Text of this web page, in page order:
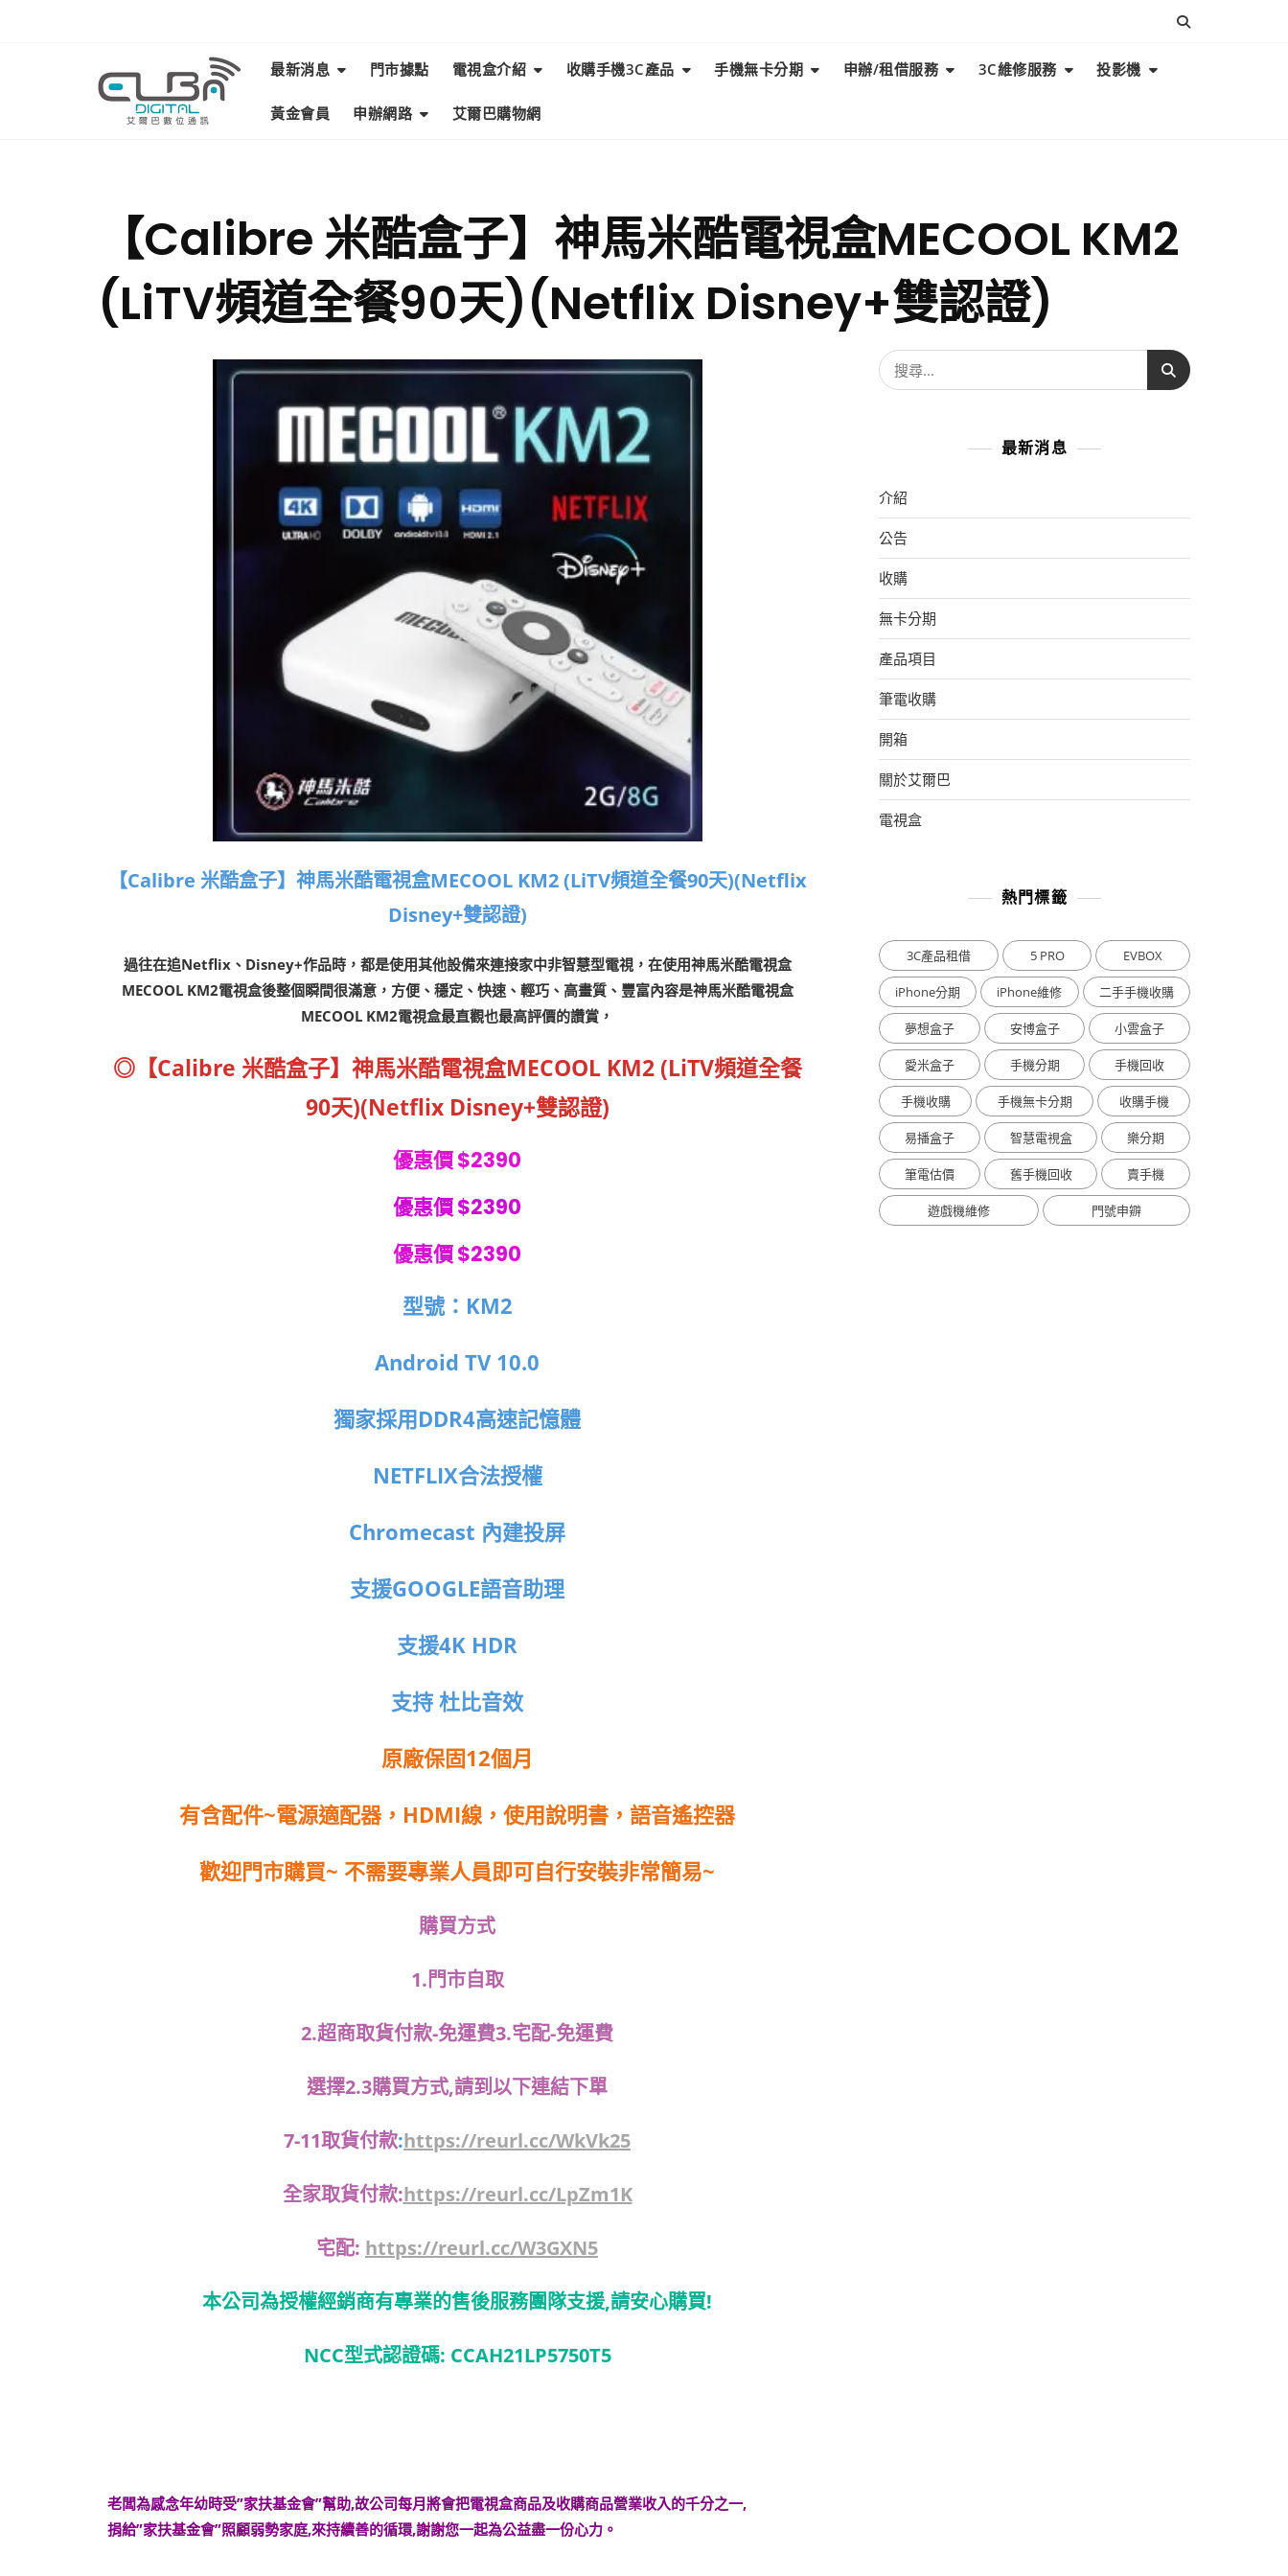
最新消息 門市據點 電視盒介紹 收購手機3C產品 手機無卡分期 申辦/租借服務 3C維修服務 投影機
黃金會員 申辦網路 艾爾巴購物網
【Calibre 米酷盒子】神馬米酷電視盒MECOOL KM2
(LiTV頻道全餐90天)(Netflix Disney+雙認證)
【Calibre 米酷盒子】神馬米酷電視盒MECOOL KM2 (LiTV頻道全餐90天)(Netflix
Disney+雙認證)
過往在追Netflix、 Disney+作品時，都是使用其他設備來連接家中非智慧型電視，在使用神馬米酷電視盒
MECOOL KM2電視盒後整個瞬間很滿意，方便、穩定、快速、輕巧、高畫質、豐富內容是神馬米酷電視盒
MECOOL KM2電視盒最直觀也最高評價的讚賞，
◎【Calibre 米酷盒子】神馬米酷電視盒MECOOL KM2 (LiTV頻道全餐
90天)(Netflix Disney+雙認證)
優惠價 $2390
優惠價 $2390
優惠價 $2390
型號：KM2
Android TV 10.0
獨家採用DDR4高速記憶體
NETFLIX合法授權
Chromecast 內建投屏
支援GOOGLE語音助理
支援4K HDR
支持 杜比音效
原廠保固12個月
有含配件~電源適配器，HDMI線，使用說明書，語音遙控器
歡迎門市購買~ 不需要專業人員即可自行安裝非常簡易~
購買方式
1.門市自取
2.超商取貨付款-免運費3.宅配-免運費
選擇2.3購買方式,請到以下連結下單
7-11取貨付款:https://reurl.cc/WkVk25
全家取貨付款:https://reurl.cc/LpZm1K
宅配: https://reurl.cc/W3GXN5
本公司為授權經銷商有專業的售後服務團隊支援,請安心購買!
NCC型式認證碼: CCAH21LP5750T5
老闆為感念年幼時受”家扶基金會”幫助,故公司每月將會把電視盒商品及收購商品營業收入的千分之一,
捐給”家扶基金會”照顧弱勢家庭,來持續善的循環,謝謝您一起為公益盡一份心力。
最新消息
介紹
公告
收購
無卡分期
產品項目
筆電收購
開箱
關於艾爾巴
電視盒
熱門標籤
3C產品租借 5 PRO EVBOX
iPhone分期 iPhone維修 二手手機收購
夢想盒子 安博盒子 小雲盒子
愛米盒子 手機分期 手機回收
手機收購 手機無卡分期 收購手機
易播盒子 智慧電視盒 樂分期
筆電估價 舊手機回收 賣手機
遊戲機維修 門號申辧